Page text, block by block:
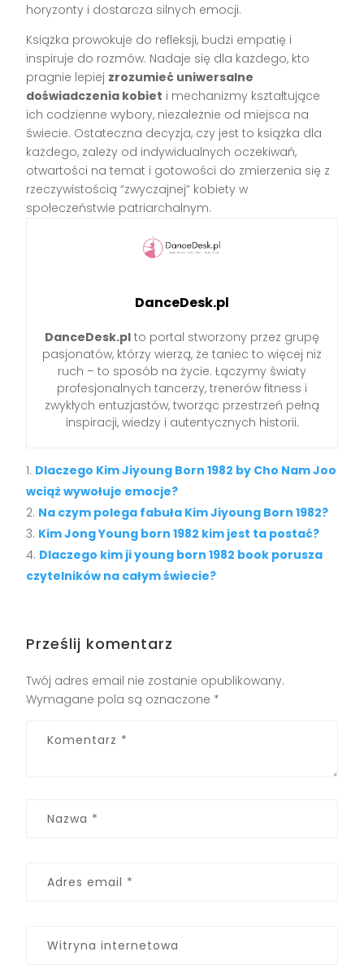
horyzonty i dostarcza silnych emocji.
Książka prowokuje do refleksji, budzi empatię i
inspiruje do rozmów. Nadaje się dla każdego, kto
pragnie lepiej zrozumieć uniwersalne
doświadczenia kobiet i mechanizmy kształtujące
ich codzienne wybory, niezależnie od miejsca na
świecie. Ostateczna decyzja, czy jest to książka dla
każdego, zależy od indywidualnych oczekiwań,
otwartości na temat i gotowości do zmierzenia się z
rzeczywistością “zwyczajnej” kobiety w
społeczeństwie patriarchalnym.
DanceDesk.pl
DanceDesk.pl to portal stworzony przez grupę
pasjonatów, którzy wierzą, że taniec to więcej niż
ruch – to sposób na życie. Łączymy światy
profesjonalnych tancerzy, trenerów fitness i
zwykłych entuzjastów, tworząc przestrzeń pełną
inspiracji, wiedzy i autentycznych historii.
Dlaczego Kim Jiyoung Born 1982 by Cho Nam Joo
wciąż wywołuje emocje?
Na czym polega fabuła Kim Jiyoung Born 1982?
Kim Jong Young born 1982 kim jest ta postać?
Dlaczego kim ji young born 1982 book porusza
czytelników na całym świecie?
Prześlij komentarz
Twój adres email nie zostanie opublikowany.
Wymagane pola są oznaczone *